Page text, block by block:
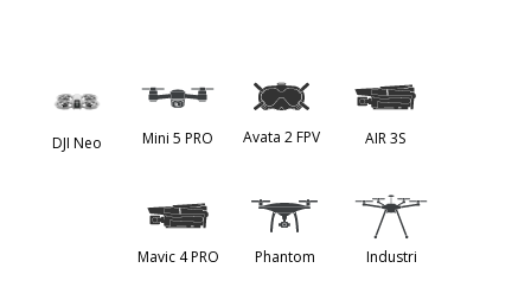
DJI Neo Mini 5 PRO Avata 2 FPV AIR 3S
Mavic 4 PRO Phantom Industri